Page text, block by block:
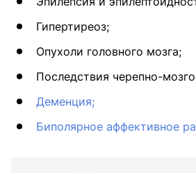
Гипертиреоз;
Опухоли головного мозга;
Последствия черепно-
Деменция;
Биполярное аффективное